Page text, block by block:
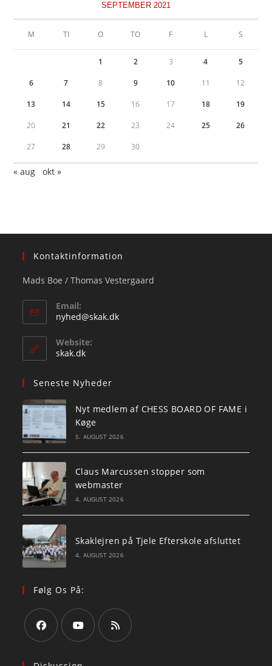
SEPTEMBER 2021
M TI O TO F L S
1 2 3 4 5
6 7 8 9 10 11 12
13 14 15 16 17 18 19
20 21 22 23 24 25 26
27 28 29 30
« aug okt »
Kontaktinformation
Mads Boe / Thomas Vestergaard
Email:
nyhed@skak.dkOpens
Website:
skak.dk
Seneste Nyheder
Nyt medlem af CHESS BOARD OF FAME i
Køge
5. AUGUST 2026
Claus Marcussen stopper som
webmaster
4. AUGUST 2026
Skaklejren på Tjele Efterskole afsluttet
4. AUGUST 2026
Følg Os På: